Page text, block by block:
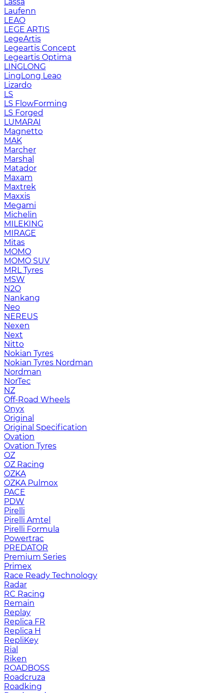
Laufenn
LEAO
LEGE ARTIS
LegeArtis
Legeartis Concept
Legeartis Optima
LINGLONG
LingLong Leao
Lizardo
LS
LS FlowForming
LS Forged
LUMARAI
Magnetto
MAK
Marcher
Marshal
Matador
Maxam
Maxtrek
Maxxis
Megami
Michelin
MILEKING
MIRAGE
Mitas
MOMO
MOMO SUV
MRL Tyres
MSW
N2O
Nankang
Neo
NEREUS
Nexen
Next
Nitto
Nokian Tyres
Nokian Tyres Nordman
Nordman
NorTec
NZ
Off-Road Wheels
Onyx
Original
Original Specification
Ovation
Ovation Tyres
OZ
OZ Racing
OZKA
OZKA Pulmox
PACE
PDW
Pirelli
Pirelli Amtel
Pirelli Formula
Powertrac
PREDATOR
Premium Series
Primex
Race Ready Technology
Radar
RC Racing
Remain
Replay
Replica FR
Replica H
RepliKey
Rial
Riken
ROADBOSS
Roadcruza
Roadking